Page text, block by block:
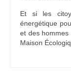
Et si les
énergétique
et des hommes
Maison